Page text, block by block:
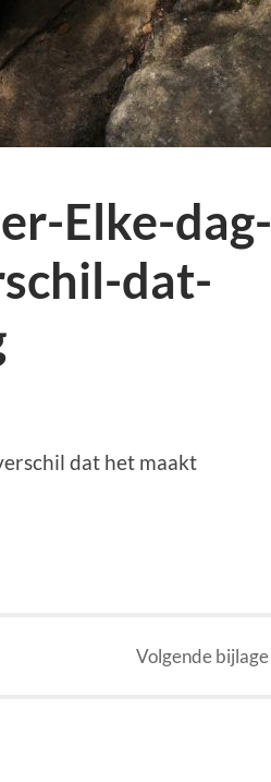
Elke-dag-
dat-
dat het maakt
Volgendebijlage